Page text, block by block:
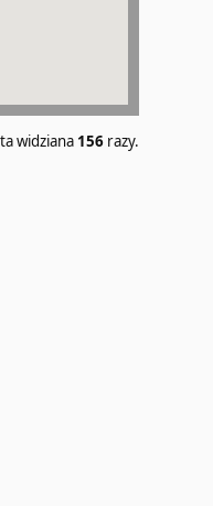
widziana 156razy.